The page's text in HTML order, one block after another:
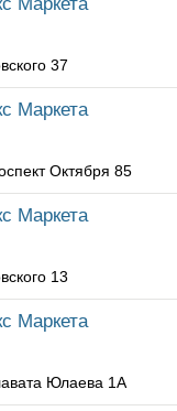
37
Маркета
Октября 85
Маркета
13
Маркета
Юлаева 1А